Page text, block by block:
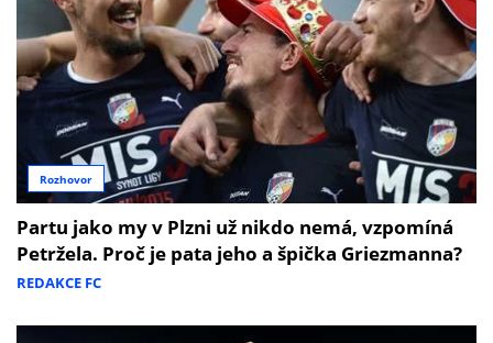
Rozhovor
Partu jako my v Plzni už nikdo nemá, vzpomíná
Petržela. Proč je pata jeho a špička Griezmanna?
REDAKCE FC